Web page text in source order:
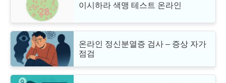
이시하라 색맹 테스트 온라인
온라인 정신분열증 검사 – 증상 자가
점검